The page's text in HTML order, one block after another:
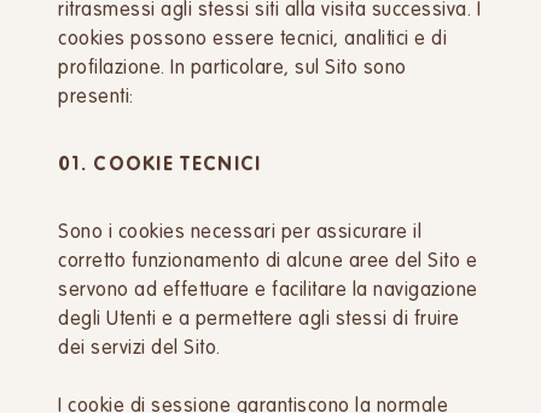
ritrasmessi agli stessi siti alla visita successiva. I
cookies possono essere tecnici, analitici e di
profilazione. In particolare, sul Sito sono
presenti:
01. COOKIE TECNICI
Sono i cookies necessari per assicurare il
corretto funzionamento di alcune aree del Sito e
servono ad effettuare e facilitare la navigazione
degli Utenti e a permettere agli stessi di fruire
dei servizi del Sito.
I cookie di sessione garantiscono la normale